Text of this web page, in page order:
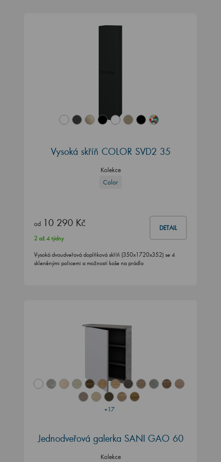
Vysoká skříň COLOR SVD2 35
Kolekce
Color
od 10 290 Kč DETAIL
2 až 4 týdny
Vysoká dvoudveřová doplňková skříň (350x1720x352) se 4
skleněnými policemi a možností koše na prádlo
+17
Jednodveřová galerka SANI GAO 60
Kolekce